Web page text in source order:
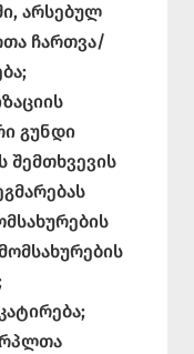
არსებულ
ჩართვა/
გუნდი
შემთხვევის